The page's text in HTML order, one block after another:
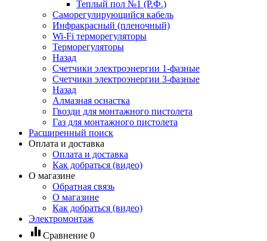
Теплый пол №1 (Р.Ф.)
Саморегулирующийся кабель
Инфракрасный (пленочный)
Wi-Fi терморегуляторы
Терморегуляторы
Назад
Счетчики электроэнергии 1-фазные
Счетчики электроэнергии 3-фазные
Назад
Алмазная оснастка
Гвозди для монтажного пистолета
Газ для монтажного пистолета
Расширенный поиск
Оплата и доставка
Оплата и доставка
Как добраться (видео)
О магазине
Обратная связь
О магазине
Как добраться (видео)
Электромонтаж
equalizer Сравнение 0